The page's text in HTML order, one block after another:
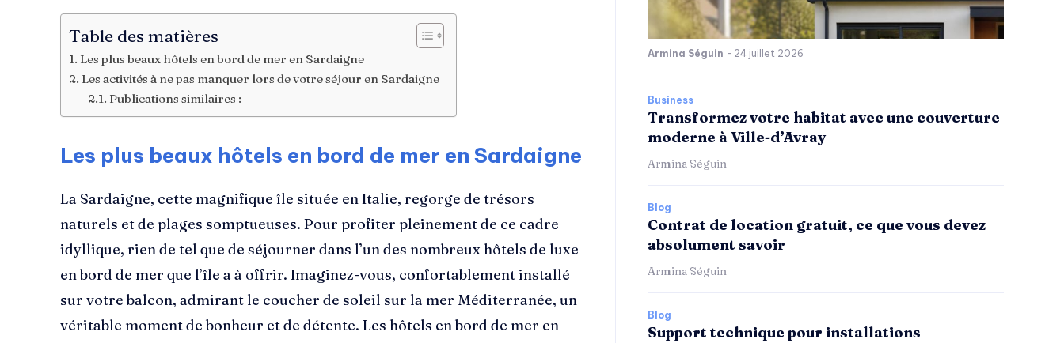
Table des matières
Les plus beaux hôtels en bord de mer en Sardaigne
Les activités à ne pas manquer lors de votre séjour en Sardaigne
Publications similaires :
Les plus beaux hôtels en bord de mer en Sardaigne
La Sardaigne, cette magnifique île située en Italie, regorge de trésors
naturels et de plages somptueuses. Pour profiter pleinement de ce cadre
idyllique, rien de tel que de séjourner dans l’un des nombreux hôtels de luxe
en bord de mer que l’île a à offrir. Imaginez-vous, confortablement installé
sur votre balcon, admirant le coucher de soleil sur la mer Méditerranée, un
véritable moment de bonheur et de détente. Les hôtels en bord de mer en
Armina Séguin - 24 juillet 2026
Business
Transformez votre habitat avec une couverture
moderne à Ville-d’Avray
Armina Séguin
Blog
Contrat de location gratuit, ce que vous devez
absolument savoir
Armina Séguin
Blog
Support technique pour installations